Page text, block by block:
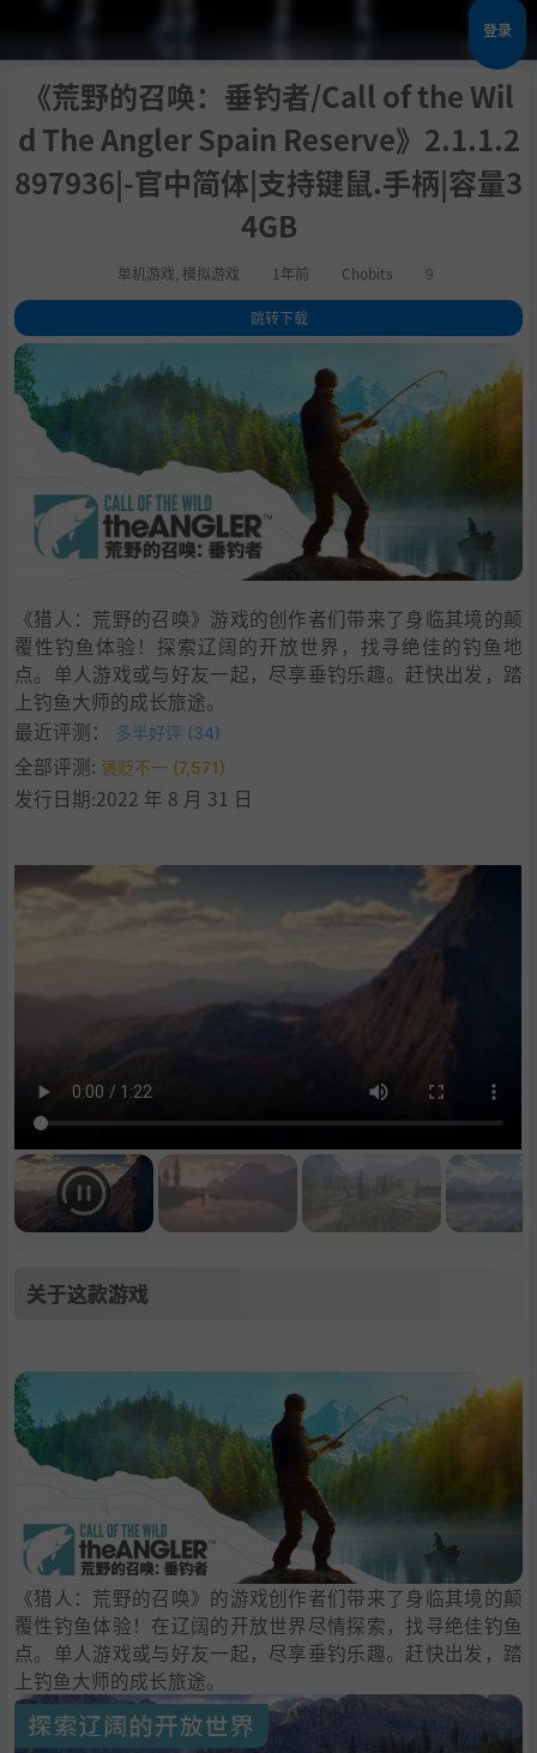
登录
《荒野的召唤：垂钓者/Call of the Wil
d The Angler Spain Reserve》2.1.1.2
897936|-官中简体|支持键鼠.手柄|容量3
4GB
单机游戏 模拟游戏 1年前 Chobits 9
跳转下载
1.关于这款游戏
2
3.支持作者
包含DLC
学习版下载
《猎人：荒野的召唤》游戏的创作者们带来了身临其境的颠
覆性钓鱼体验！探索辽阔的开放世界，找寻绝佳的钓鱼地
点。单人游戏或与好友一起，尽享垂钓乐趣。赶快出发，踏
上钓鱼大师的成长旅途。
最近评测：
多半好评 (34)
全部评测: 褒贬不一 (7,571)
发行日期:2022 年 8 月 31 日
关于这款游戏
《猎人：荒野的召唤》的游戏创作者们带来了身临其境的颠
覆性钓鱼体验！在辽阔的开放世界尽情探索，找寻绝佳钓鱼
点。单人游戏或与好友一起，尽享垂钓乐趣。赶快出发，踏
上钓鱼大师的成长旅途。